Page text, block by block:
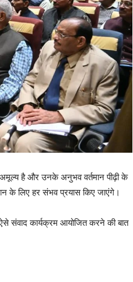
अमूल्य है और उनके अनुभव वर्तमान पीढ़ी के
के लिए हर संभव प्रयास किए जाएंगे।
संवाद कार्यक्रम आयोजित करने की बात